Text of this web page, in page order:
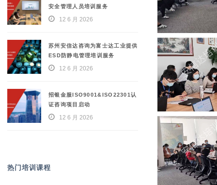
安全管理人员培训服务
12 6 月 2026
苏州安信达咨询为富士达工业提供
ESD防静电管理培训服务
12 6 月 2026
招银金服ISO9001&ISO22301认
证咨询项目启动
12 6 月 2026
热门培训课程